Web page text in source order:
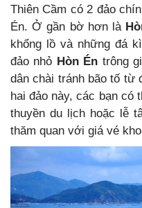
Thiên Cầm có 2 đảo
Én. Ở gần bờ hơn là
khổng lồ và những đá
đảo nhỏ Hòn Én trông
dân chài tránh bão tố từ
hai đảo này,các bạn có
thuyền du lịch hoặc lễ
thăm quan với giá vé